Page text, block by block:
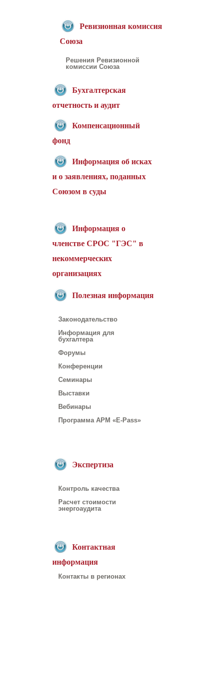
Ревизионная комиссия
Союза
Решения Ревизионной
комиссии Союза
Бухгалтерская
отчетность и аудит
Компенсационный
фонд
Информация об исках
и о заявлениях, поданных
Союзом в суды
Информация о
членстве СРОС "ГЭС" в
некоммерческих
организациях
Полезная информация
Законодательство
Информация для
бухгалтера
Форумы
Конференции
Семинары
Выставки
Вебинары
Программа АРМ «E-Pass»
Экспертиза
Контроль качества
Расчет стоимости
энергоаудита
Контактная
информация
Контакты в регионах